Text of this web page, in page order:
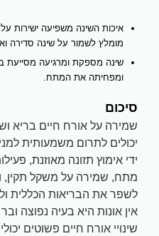
איכות השינה משפיעה ישירות
מומלץ לשמור על שינה סדירה
שינה מספקת ומרגיעה מסייעת
ומפחיתה את המתח.
סיכום
שמירה על אורח חיים בריא
יכולים לתרום משמעותית
ידי אימוץ תזונה מאוזנת,
מתח, שמירה על משקל תקין,
לשפר את הבריאות הכללית
אין אונות היא בעיה נפוצה
שינויי אורח חיים פשוטים